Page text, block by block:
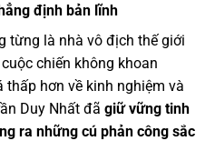
định bản lĩnh
từng là nhà vô địch thế giới
chiến không khoan
hơn về kinh nghiệm và
Duy Nhất đã giữ vững tinh
ra những cú phản công sắc